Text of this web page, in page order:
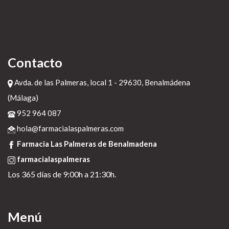
Contacto
Avda. de las Palmeras, local 1 - 29630, Benalmádena
(Málaga)
952 964 087
hola@farmacialaspalmeras.com
Farmacia Las Palmeras de Benalmadena
farmacialaspalmeras
Los 365 días de 9:00h a 21:30h.
Menú